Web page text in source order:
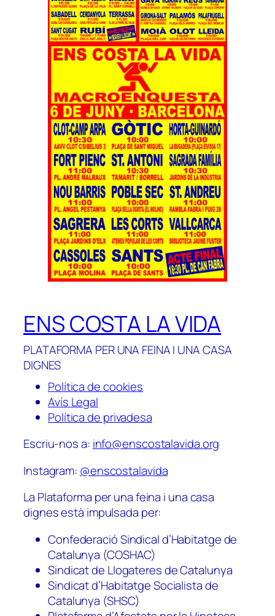
ENS COSTA LA VIDA
PLATAFORMA PER UNA FEINA I UNA CASA
DIGNES
Política de cookies
Avís Legal
Política de privadesa
Escriu-nos a: info@enscostalavida.org
Instagram: @enscostalavida
La Plataforma per una feina i una casa
dignes està impulsada per:
Confederació Sindical d’Habitatge de
Catalunya (COSHAC)
Sindicat de Llogateres de Catalunya
Sindicat d’Habitatge Socialista de
Catalunya (SHSC)